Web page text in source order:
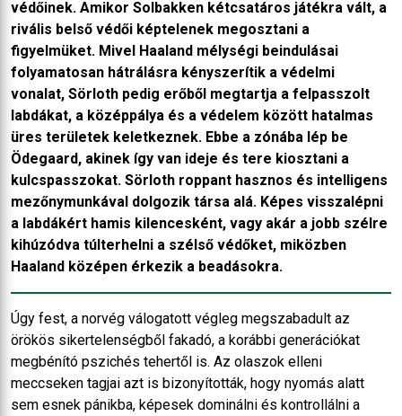
védőinek. Amikor Solbakken kétcsatáros játékra vált, a
rivális belső védői képtelenek megosztani a
figyelmüket. Mivel Haaland mélységi beindulásai
folyamatosan hátrálásra kényszerítik a védelmi
vonalat, Sörloth pedig erőből megtartja a felpasszolt
labdákat, a középpálya és a védelem között hatalmas
üres területek keletkeznek. Ebbe a zónába lép be
Ödegaard, akinek így van ideje és tere kiosztani a
kulcspasszokat. Sörloth roppant hasznos és intelligens
mezőnymunkával dolgozik társa alá. Képes visszalépni
a labdákért hamis kilencesként, vagy akár a jobb szélre
kihúzódva túlterhelni a szélső védőket, miközben
Haaland középen érkezik a beadásokra.
Úgy fest, a norvég válogatott végleg megszabadult az
örökös sikertelenségből fakadó, a korábbi generációkat
megbénító pszichés tehertől is. Az olaszok elleni
meccseken tagjai azt is bizonyították, hogy nyomás alatt
sem esnek pánikba, képesek dominálni és kontrollálni a